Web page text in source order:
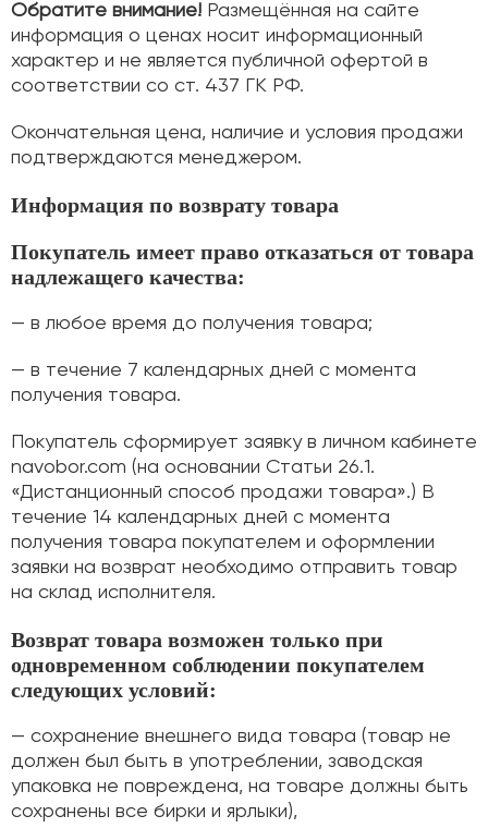
Обратите внимание! Размещённая на сайте
информация о ценах носит информационный
характер и не является публичной офертой в
соответствии со ст. 437 ГК РФ.
Окончательная цена, наличие и условия продажи
подтверждаются менеджером.
Информация по возврату товара
Покупатель имеет право отказаться от товара
надлежащего качества:
— в любое время до получения товара;
— в течение 7 календарных дней с момента
получения товара.
Покупатель сформирует заявку в личном кабинете
navobor.com (на основании Статьи 26.1.
«Дистанционный способ продажи товара».) В
течение 14 календарных дней с момента
получения товара покупателем и оформлении
заявки на возврат необходимо отправить товар
на склад исполнителя.
Возврат товара возможен только при
одновременном соблюдении покупателем
следующих условий:
— сохранение внешнего вида товара (товар не
должен был быть в употреблении, заводская
упаковка не повреждена, на товаре должны быть
сохранены все бирки и ярлыки),